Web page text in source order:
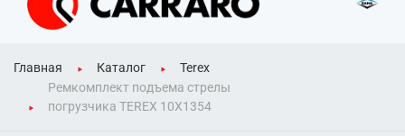
Главная Каталог
Terex
Ремкомплект подъема стрелы
погрузчика TEREX 10X1354